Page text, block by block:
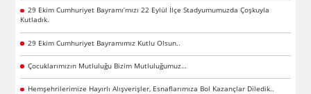
29 Ekim Cumhuriyet Bayramı’mızı 22 Eylül İlçe Stadyumumuzda Çoşkuyla
Kutladık.
29 Ekim Cumhuriyet Bayramımız Kutlu Olsun..
Çocuklarımızın Mutluluğu Bizim Mutluluğumuz…
Hemşehrilerimize Hayırlı Alışverişler, Esnaflarımıza Bol Kazançlar Diledik..